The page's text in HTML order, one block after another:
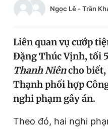
Chào ngày mới
Video
Sản phẩm khác
Tiện ích
Đăng xuất
Ngọc Lê - Trần
Liên quan vụ cướp
Đặng Thúc Vịnh, tối
Thanh Niêncho biết,
Thạnh phối hợp
nghi phạm gây án.
Theo đó, hai nghi